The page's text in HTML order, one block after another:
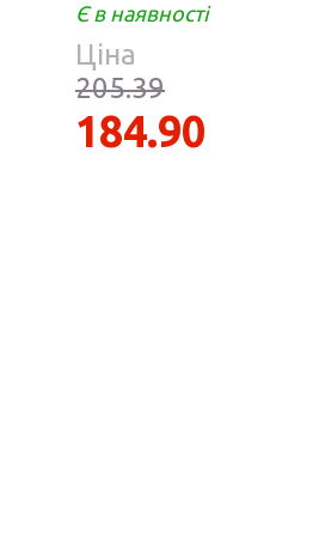
Є в наявності
Ціна
205.39
184.90